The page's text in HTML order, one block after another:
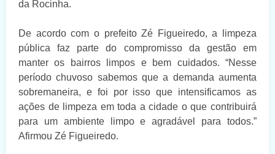
da Rocinha.
De acordo com o prefeito Zé Figueiredo, a limpeza
pública faz parte do compromisso da gestão em
manter os bairros limpos e bem cuidados. “Nesse
período chuvoso sabemos que a demanda aumenta
sobremaneira, e foi por isso que intensificamos as
ações de limpeza em toda a cidade o que contribuirá
para um ambiente limpo e agradável para todos.”
Afirmou Zé Figueiredo.